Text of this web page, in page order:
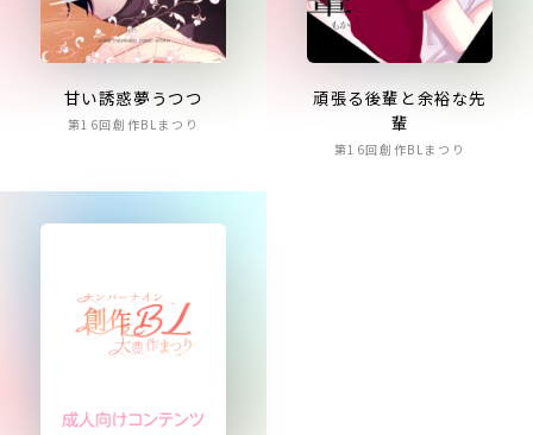
甘い誘惑夢うつつ
第16回創作BLまつり
頑張る後輩と余裕な先
輩
第16回創作BLまつり